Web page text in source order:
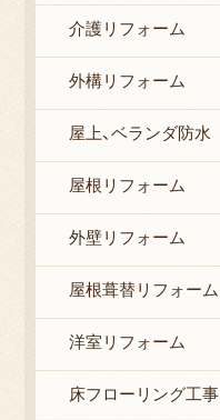
介護リフォーム
外構リフォーム
屋上、ベランダ防水
屋根リフォーム
外壁リフォーム
屋根葺替リフォーム
洋室リフォーム
床フローリング工事